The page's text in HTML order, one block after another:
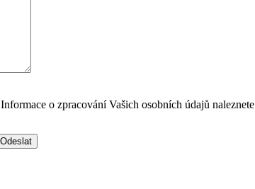
Informace o zpracování Vašich osobních údajů naleznete